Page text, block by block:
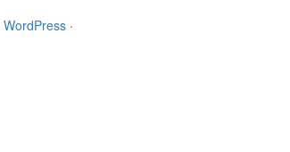
WordPress ·